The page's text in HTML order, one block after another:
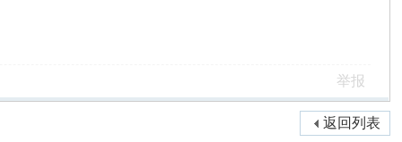
举报
返回列表